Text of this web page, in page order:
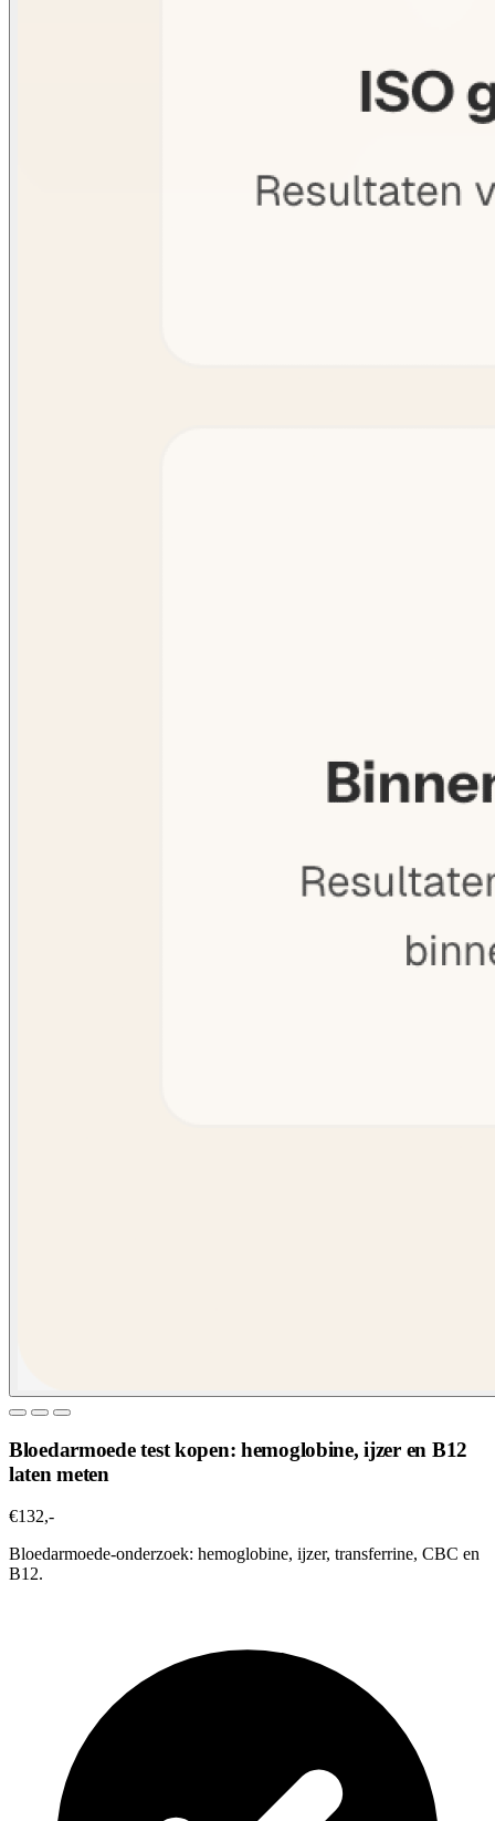
Bloedarmoede test kopen: hemoglobine, ijzer en B12
laten meten
€132,-
Bloedarmoede-onderzoek: hemoglobine, ijzer, transferrine, CBC en
B12.